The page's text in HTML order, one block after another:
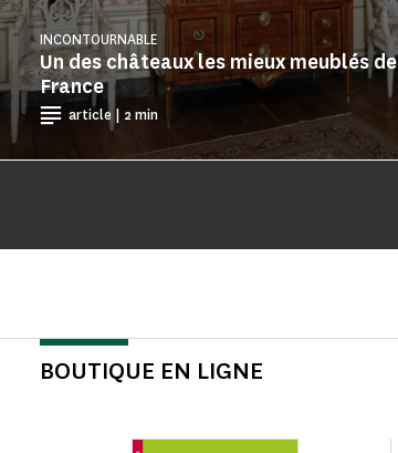
Un des châteaux les mieux meublés de
France
INCONTOURNABLE
article | 2 min
BOUTIQUE EN LIGNE